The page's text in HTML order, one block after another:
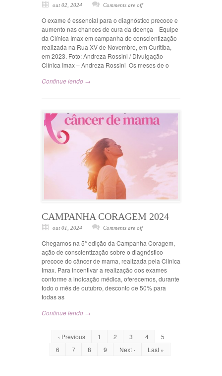
out 02, 2024 Comments are off
O exame é essencial para o diagnóstico precoce e
aumento nas chances de cura da doença Equipe
da Clínica Imax em campanha de conscientização
realizada na Rua XV de Novembro, em Curitiba,
em 2023. Foto: Andreza Rossini / Divulgação
Clínica Imax – Andreza Rossini Os meses de o
Continue lendo →
CAMPANHA CORAGEM 2024
out 01, 2024 Comments are off
Chegamos na 5ª edição da Campanha Coragem,
ação de conscientização sobre o diagnóstico
precoce do câncer de mama, realizada pela Clínica
Imax. Para incentivar a realização dos exames
conforme a indicação médica, oferecemos, durante
todo o mês de outubro, desconto de 50% para
todas as
Continue lendo →
‹ Previous 1 2 3 4
5
6
7 8 9 Next › Last »